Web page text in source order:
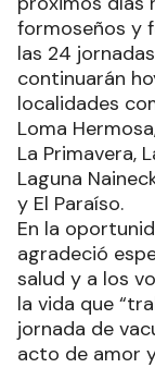
formoseños y
las 24
continuarán
localidades
Loma
La Primavera,
Laguna
y El Paraíso.
En la
agradeció
salud y a los
la vida que
jornada de
acto de amor